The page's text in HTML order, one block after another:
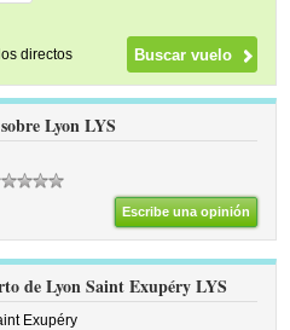
directos
Lyon LYS
Escribe una opinión
de Lyon Saint Exupéry LYS
Exupéry